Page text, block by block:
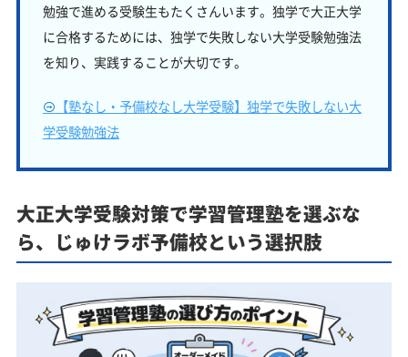
勉強で進める受験生もたくさんいます。独学で大正大学
に合格するためには、独学で失敗しない大学受験勉強法
を知り、実践することが大切です。
【塾なし・予備校なし大学受験】独学で失敗しない大
学受験勉強法
大正大学受験対策で学習管理塾を選ぶな
ら、じゅけラボ予備校という選択肢